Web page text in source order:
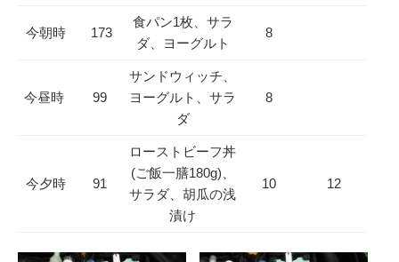
今朝時 173
食パン1枚、サラ
ダ、ヨーグルト
8
今昼時 99
サンドウィッチ、
ヨーグルト、サラ
ダ
8
今夕時 91
ローストビーフ丼
(ご飯一膳180g)、
サラダ、胡瓜の浅
漬け
10 12